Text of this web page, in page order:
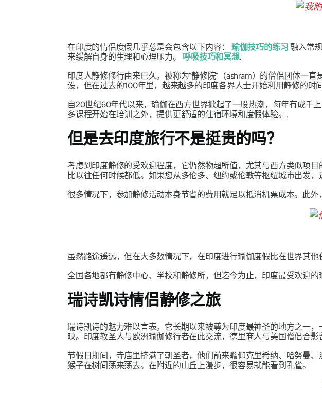
在印度的情侣度假几乎总是会包含以下内容： 瑜伽技巧的练习 融入常
来缓解自身的生理和心理压力。 呼吸技巧和冥想.
印度人静修修行由来已久。被称为“静修院”（ashram）的僧侣团体一
设，但在过去的100年里，越来越多的印度各界人士开始利用静修的时
自20世纪60年代以来，瑜伽在西方世界掀起了一股热潮，每年有成千
多课程开始在培训之外，提供更舒适的住宿环境和度假体验。.
但是去印度旅行不是挺贵的吗？
考虑到印度静修的受欢迎程度，它仍然物超所值，尤其与西方类似项
比以往任何时候都低。如果您从多伦多、纽约或伦敦等枢纽城市出发，
很多情况下，参加静修活动本身节省的费用就足以抵消机票成本。此
虽然路途遥远，但在大多数情况下，在印度进行瑜伽度假比在世界其
全国各地都有静修中心、学校和静修所，但迄今为止，印度最受欢迎
瑞诗凯诗情侣静修之旅
瑞诗凯诗的魅力难以言表。它长期以来被尊为印度最神圣的地方之一
映。印度教圣人与欧洲瑜伽修行者在此交流，德里商人与美国僧侣合影
节假日期间，寺庙里挤满了朝圣者，他们前来瞻仰克里希纳、哈努曼
猴子在树间荡来荡去。在附近的山丘上漫步，很容易就能看到孔雀。